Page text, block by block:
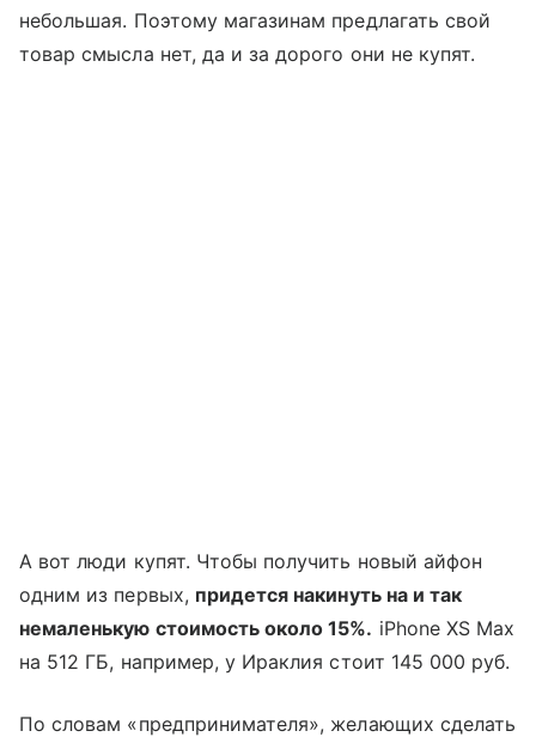
небольшая. Поэтому магазинам предлагать свой
товар смысла нет, да и за дорого они не купят.
А вот люди купят. Чтобы получить новый айфон
одним из первых, придется накинуть на и так
немаленькую стоимость около 15%. iPhone XS Max
на 512 ГБ, например, у Ираклия стоит 145 000 руб.
По словам «предпринимателя», желающих сделать